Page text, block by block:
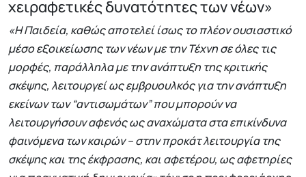
χειραφετικές δυνατότητες των νέων»
«Η Παιδεία, καθώς αποτελεί ίσως το πλέον ουσιαστικό
μέσο εξοικείωσης των νέων με την Τέχνη σε όλες τις
μορφές, παράλληλα με την ανάπτυξη της κριτικής
σκέψης, λειτουργεί ως εμβρυουλκός για την ανάπτυξη
εκείνων των “αντισωμάτων” που μπορούν να
λειτουργήσουν αφενός ως αναχώματα στα επικίνδυνα
φαινόμενα των καιρών – στην προκάτ λειτουργία της
σκέψης και της έκφρασης, και αφετέρου, ως αφετηρίες